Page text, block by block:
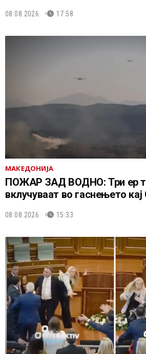
08.08.2026. 17:58
МАКЕДОНИЈА
ПОЖАР ЗАД ВОДНО: Три ер
вклучуваат во гаснењето
08.08.2026. 15:33